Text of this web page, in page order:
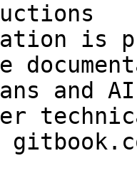
is
and